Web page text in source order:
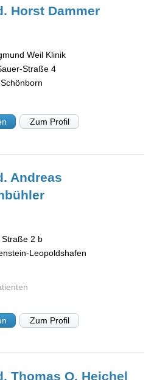
Horst Dammer
Weil Klinik
Straße 4
Zum Profil
Andreas
Straße 2 b
Leopoldshafen
Zum Profil
Thomas O. Heichel